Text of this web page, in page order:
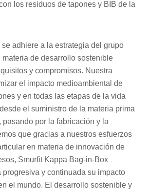
los residuos de tapones y BIB de la
se adhiere a la estrategia del grupo
materia de desarrollo sostenible
y compromisos. Nuestra
el impacto medioambiental de
y en todas las etapas de la vida
el suministro de la materia prima
pasando por la fabricación y la
que gracias a nuestros esfuerzos
en materia de innovación de
Smurfit Kappa Bag-in-Box
progresiva y continuada su impacto
el mundo. El desarrollo sostenible y